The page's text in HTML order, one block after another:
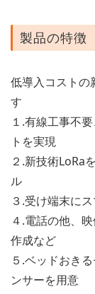
製品の特徴
低導入コストの
す
１.有線工事不
トを実現
２.新技術LoRa
ル
３.受け端末に
４.電話の他、
作成など
５.ベッドおき
ンサーを用意